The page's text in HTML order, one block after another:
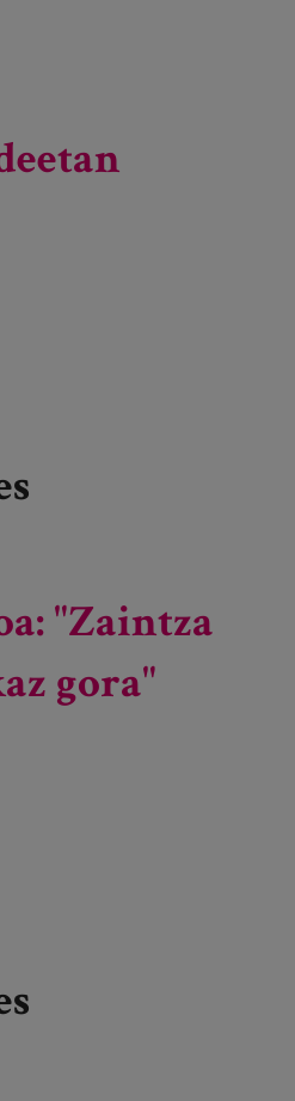
"Zaintza
gora"